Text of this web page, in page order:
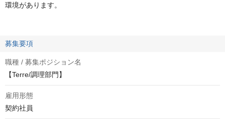
環境があります。
募集要項
職種 / 募集ポジション名
【Terre/調理部門】
雇用形態
契約社員